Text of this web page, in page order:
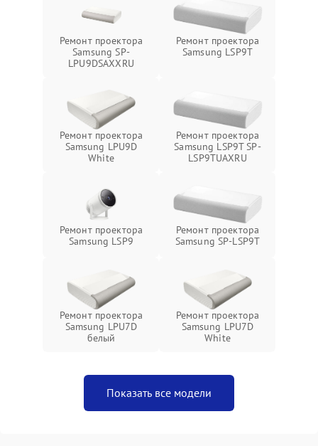
Ремонт проектора
Samsung SP-
LPU9DSAXXRU
Ремонт проектора
Samsung LSP9T
Ремонт проектора
Samsung LPU9D
White
Ремонт проектора
Samsung LSP9T SP-
LSP9TUAXRU
Ремонт проектора
Samsung LSP9
Ремонт проектора
Samsung SP-LSP9T
Ремонт проектора
Samsung LPU7D
белый
Ремонт проектора
Samsung LPU7D
White
Показать все модели